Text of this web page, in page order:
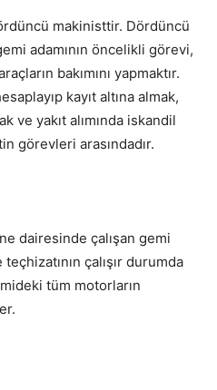
makinisttir. Dördüncü
adamının öncelikli görevi,
bakımını yapmaktır.
kayıt altına almak,
ve yakıt alımında iskandil
görevleri arasındadır.
dairesinde çalışan gemi
çalışır durumda
tüm motorların